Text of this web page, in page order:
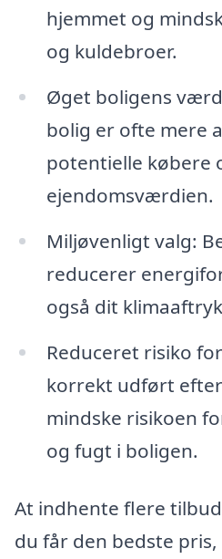
hjemmet og
og kuldebroer.
Øget boligens
bolig er ofte mere
potentielle købere
ejendomsværdien.
Miljøvenligt valg:
reducerer
også dit
Reduceret risiko
korrekt udført
mindske risikoen
og fugt i boligen.
At indhente flere
du får den bedste